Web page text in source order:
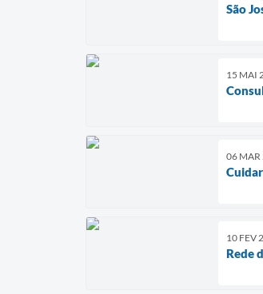
São
15 MAI
06 MAR
10 FEV
Rede